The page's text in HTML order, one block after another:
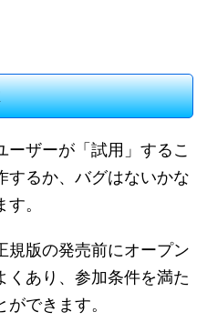
ザーが「試用」するこ
するか、バグはないかな
。
規版の発売前にオープン
くあり、参加条件を満た
できます。